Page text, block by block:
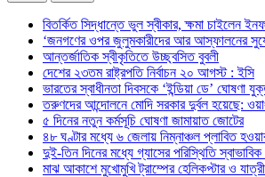
বিতর্কিত সিদ্ধান্তে ভুল স্বীকার, ক্ষমা চাইলেন
‘জনগণের ওপর জুলুমকারীদের আর আস্ফালনের
আন্তর্জাতিক স্বীকৃতিতে উচ্ছ্বসিত বুবলী
দেশের ২৩তম রাষ্ট্রপতি নির্বাচন ২০ আগস্ট : ইসি
ভারতের স্বাধীনতা দিবসকে ‘ইন্ডিয়া ডে’ ঘোষণা
তরুণদের আন্দোলনে মোদি সরকার দুর্বল হয়েছে:
৫ দিনের নতুন কর্মসূচি ঘোষণা জামায়াত জোটের
৪৮ ঘণ্টার মধ্যে ৬ জেলায় নিম্নাঞ্চল প্লাবিত
দুই-তিন দিনের মধ্যে গ্যাসের পরিস্থিতি স্বাভাবিক
মাঝ আকাশে মুখোমুখি ট্রাম্পের হেলিকপ্টার ও